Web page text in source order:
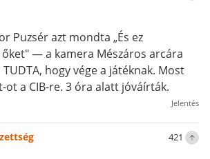
Puzsér azt mondta „És ez
— a kamera Mészáros arcára
hogy vége a játéknak. Most
ot a CIB-re. 3 óra alatt jóváírták.
Jelentés
421